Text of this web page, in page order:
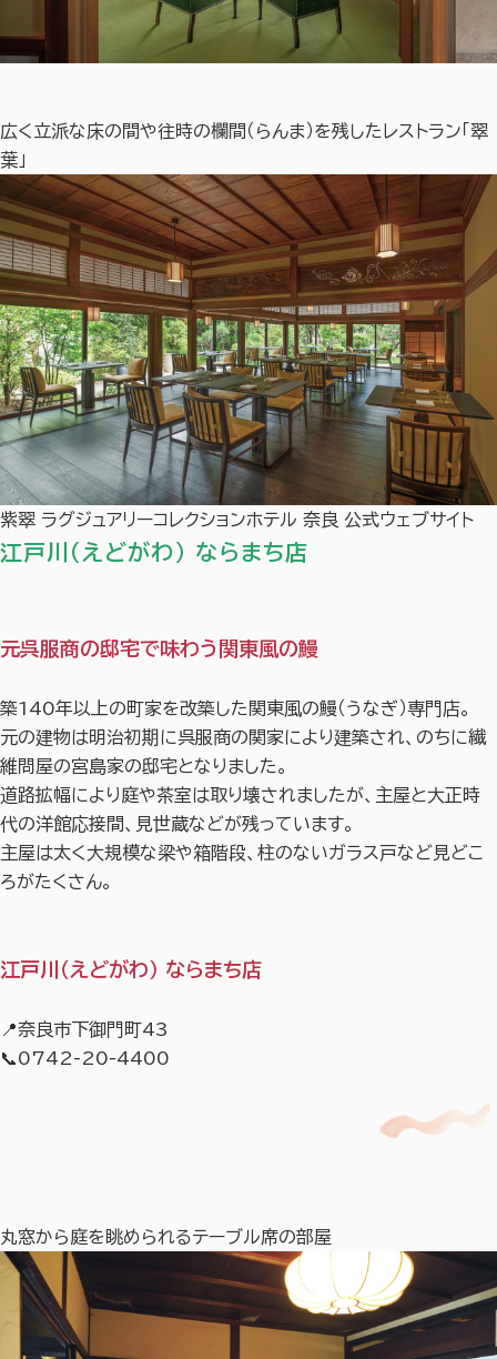
広く立派な床の間や往時の欄間（らんま）を残したレストラン「翠
葉」
紫翠 ラグジュアリーコレクションホテル 奈良 公式ウェブサイト
江戸川（えどがわ） ならまち店
元呉服商の邸宅で味わう関東風の鰻
築140年以上の町家を改築した関東風の鰻（うなぎ）専門店。
元の建物は明治初期に呉服商の関家により建築され、のちに繊
維問屋の宮島家の邸宅となりました。
道路拡幅により庭や茶室は取り壊されましたが、主屋と大正時
代の洋館応接間、見世蔵などが残っています。
主屋は太く大規模な梁や箱階段、柱のないガラス戸など見どこ
ろがたくさん。
江戸川（えどがわ） ならまち店
📍奈良市下御門町43
📞0742-20-4400
丸窓から庭を眺められるテーブル席の部屋